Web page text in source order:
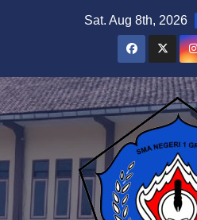
Sat. Aug 8th, 2026